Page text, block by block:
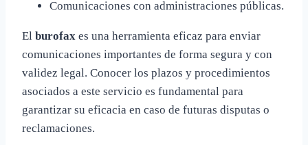
Comunicaciones con administraciones públicas.
El burofax es una herramienta eficaz para enviar
comunicaciones importantes de forma segura y con
validez legal. Conocer los plazos y procedimientos
asociados a este servicio es fundamental para
garantizar su eficacia en caso de futuras disputas o
reclamaciones.